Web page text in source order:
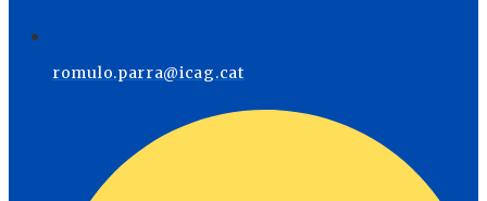
romulo.parra@icag.cat